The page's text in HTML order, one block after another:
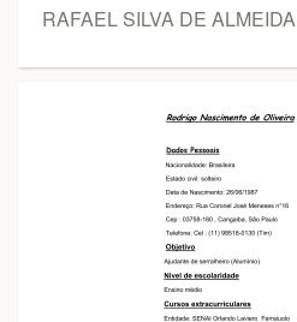
RAFAEL SILVA DE ALMEIDA